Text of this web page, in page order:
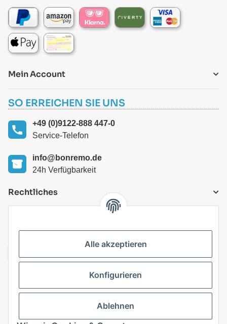
Mein Account
SO ERREICHEN SIE UNS
+49 (0)9122-888 447-0
Service-Telefon
info@bonremo.de
24h Verfügbarkeit
Rechtliches
Vertrag widerrufen
Alle akzeptieren
Konfigurieren
Ablehnen